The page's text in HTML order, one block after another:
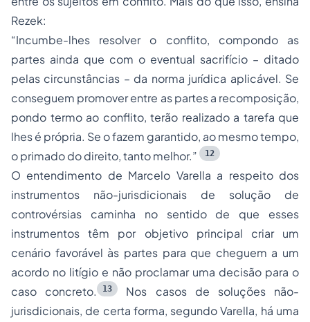
Rezek:
“Incumbe-lhes resolver o conflito, compondo as
partes ainda que com o eventual sacrifício – ditado
pelas circunstâncias – da norma jurídica aplicável. Se
conseguem promover entre as partes a recomposição,
pondo termo ao conflito, terão realizado a tarefa que
lhes é própria. Se o fazem garantido, ao mesmo tempo,
o primado do direito, tanto melhor.”
12
O entendimento de Marcelo Varella a respeito dos
instrumentos não-jurisdicionais de solução de
controvérsias caminha no sentido de que esses
instrumentos têm por objetivo principal criar um
cenário favorável às partes para que cheguem a um
acordo no litígio e não proclamar uma decisão para o
caso concreto.
13
Nos casos de soluções não-
jurisdicionais, de certa forma, segundo Varella, há uma